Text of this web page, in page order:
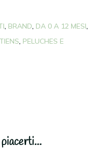
BRAND DA 0 A 12 MESI
PELUCHES E